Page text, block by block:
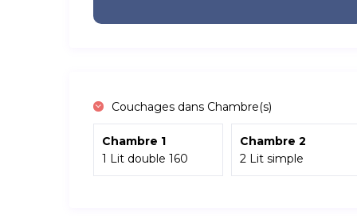
Couchages dans Chambre(s)
Chambre 1
1 Lit double 160
Chambre 2
2 Lit simple